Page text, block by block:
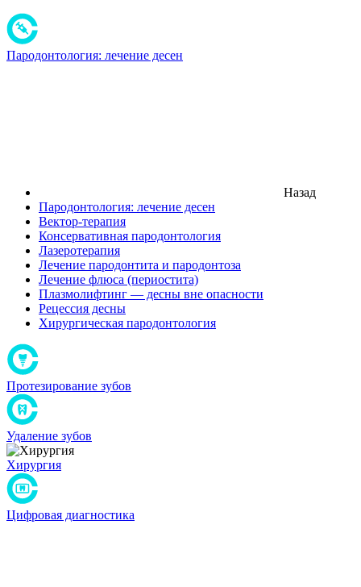
Пародонтология: лечение десен
Назад
Пародонтология: лечение десен
Вектор-терапия
Консервативная пародонтология
Лазеротерапия
Лечение пародонтита и пародонтоза
Лечение флюса (периостита)
Плазмолифтинг — десны вне опасности
Рецессия десны
Хирургическая пародонтология
Протезирование зубов
Удаление зубов
Хирургия
Цифровая диагностика